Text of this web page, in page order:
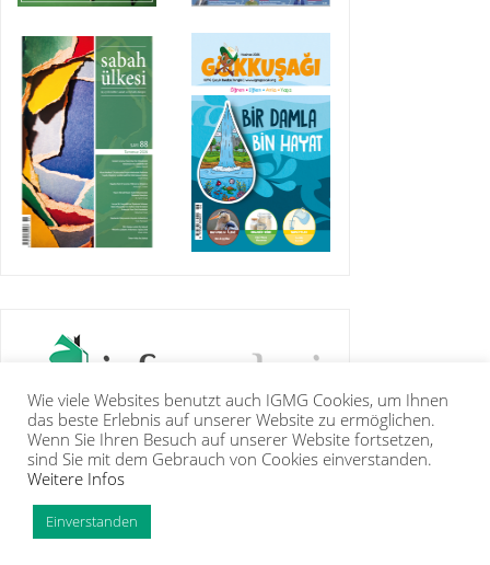
IGMG BASIN
Copyright Islam Toplumu Millî Görüş e.V. |
Wie viele Websites benutzt auch IGMG Cookies, um Ihnen
das beste Erlebnis auf unserer Website zu ermöglichen.
Wenn Sie Ihren Besuch auf unserer Website fortsetzen,
sind Sie mit dem Gebrauch von Cookies einverstanden.
Weitere Infos
Einverstanden